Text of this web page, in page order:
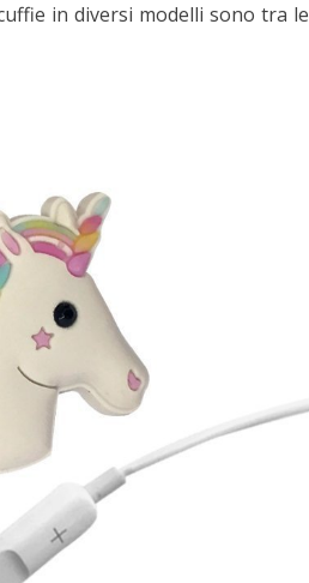
in diversi modelli sono tra le